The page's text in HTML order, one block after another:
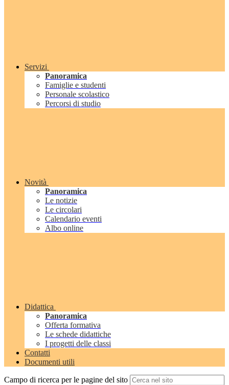
Servizi
Panoramica
Famiglie e studenti
Personale scolastico
Percorsi di studio
Novità
Panoramica
Le notizie
Le circolari
Calendario eventi
Albo online
Didattica
Panoramica
Offerta formativa
Le schede didattiche
I progetti delle classi
Contatti
Documenti utili
Campo di ricerca per le pagine del sito